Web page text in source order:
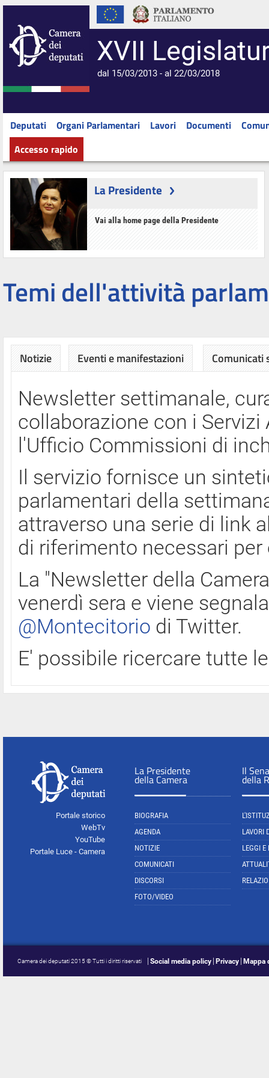
XVII
dal 15/03/2013 - al 22/03/2018
Deputati Organi Parlamentari Lavori Documenti
Accesso rapido
La Presidente
Vai alla home page della Presidente
Temi dell'attività
Notizie Eventi e manifestazioni Comunicati
Newsletter settimanale,
collaborazione con i
l'Ufficio Commissioni di
Il servizio fornisce un
parlamentari della
attraverso una serie di link
di riferimento necessari
La "Newsletter della
venerdì sera e viene
@Montecitorio di Twitter.
E' possibile ricercare tutte
Portale storico
WebTv
YouTube
Portale Luce - Camera
La Presidente
della Camera
BIOGRAFIA
AGENDA
NOTIZIE
COMUNICATI
DISCORSI
FOTO/VIDEO
Il
della
LAVORI
LEGGI E
Camera dei deputati 2015 © Tutti i diritti riservati Social media policy Privacy Mappa